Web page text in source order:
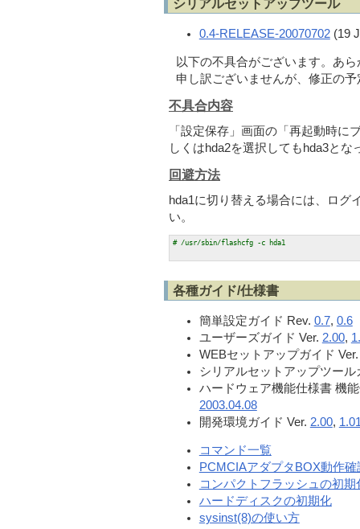
シリアルセットアップツール
0.4-RELEASE-20070702(19
以下の不具合がございます。あ
申し訳ございませんが、修正の
不具合内容
「設定保存」画面の「再起動時に
しくはhda2を選択してもhda3とな
回避方法
hda1に切り替える場合には、ログ
い。
各種ガイド/仕様書
簡単設定ガイド Rev. 0.7, 0.6
ユーザーズガイド Ver. 2.00,
WEBセットアップガイド
シリアルセットアップツー
ハードウェア機能仕様書 機
2003.04.08
開発環境ガイド Ver. 2.00,
コマンド一覧
PCMCIAアダプタBOX動作確
コンパクトフラッシュの初期
ハードディスクの初期化
sysinst(8)の使い方